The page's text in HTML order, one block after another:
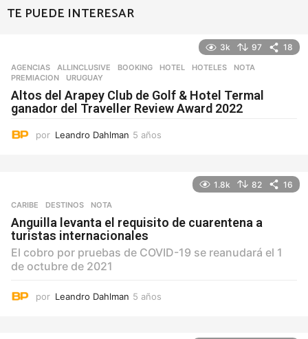
TE PUEDE INTERESAR
3k 97 18
AGENCIAS ALLINCLUSIVE ,BOOKING ,HOTEL ,HOTELES ,NOTA
PREMIACION
,URUGUAY
Altos del Arapey Club de Golf & Hotel Termal
ganador del Traveller Review Award 2022
por Leandro Dahlman 5 años
1.8k 82 16
CARIBE ,DESTINOS NOTA
Anguilla levanta el requisito de cuarentena a
turistas internacionales
El cobro por pruebas de COVID-19 se reanudará el 1
de octubre de 2021
por Leandro Dahlman 5 años